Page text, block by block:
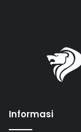
Informasi